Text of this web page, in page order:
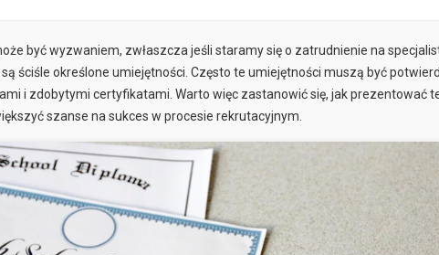
być wyzwaniem, zwłaszcza jeśli staramy się o zatrudnienie na
ściśle określone umiejętności. Często te umiejętności muszą być
i zdobytymi certyfikatami. Warto więc zastanowić się, jak prezentować
szanse na sukces w procesie rekrutacyjnym.